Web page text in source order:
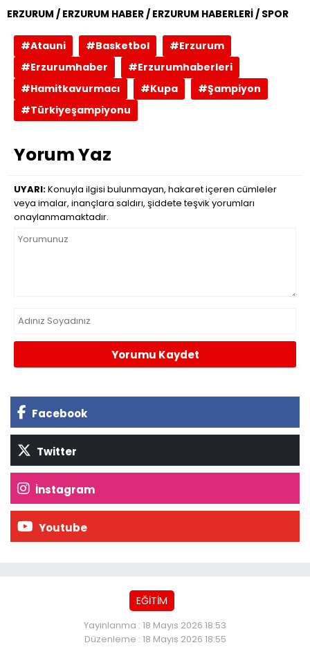
ERZURUM / ERZURUM HABER / ERZURUM HABERLERİ / SPOR
#Atauni #Basketbol
#Erzurum
#Erzurumhaber
#Erzurumhaberleri
#Hamitkavurmacı
#Kupa
#Şampiyon
#Türkiyeşampiyonu
Yorum Yaz
UYARI:Konuyla ilgisi bulunmayan, hakaret içeren cümleler
veya imalar, inançlara saldırı, şiddete teşvik yorumları
onaylanmamaktadır.
Yorumu Kaydet
Facebook
Twitter
İnstagram
Youtube
EĞİTİM
Yayınlanma : 18 Mayıs 2026 18:53
Düzenleme : 18 Mayıs 2026 18:55